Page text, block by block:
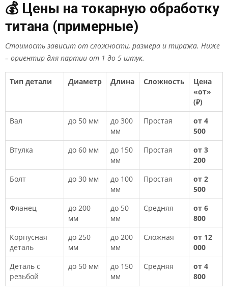
💰 Цены на токарную обработку
титана (примерные)
Стоимость зависит от сложности, размера и тиража. Ниже
– ориентир для партии от 1 до 5 штук.
Тип детали Диаметр Длина Сложность
Цена
«от»
(₽)
Вал
до 50 мм
до 300
мм
Простая
от 4
500
Втулка
до 60 мм
до 150
мм
Простая
от 3
200
Болт
до 30 мм
до 100
мм
Простая
от 2
500
Фланец
до 200
мм
до 50
мм
Средняя
от 6
800
Корпусная
деталь
до 250
мм
до 200
мм
Сложная
от 12
000
Деталь с
резьбой
до 50 мм
до 150
мм
Средняя
от 4
800